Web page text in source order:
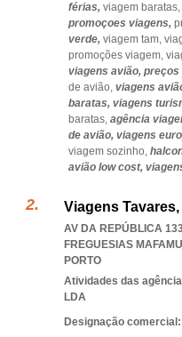
férias, viagem baratas,
promoçoes viagens,
verde, viagem tam,
promoções viagem,
viagens avião, preços
de avião, viagens
baratas, viagens
baratas, agência
de avião, viagens
viagem sozinho,
avião low cost,
Viagens
AV DA REPÚBLICA
FREGUESIAS
PORTO
Atividades das
LDA
Designação comercial: